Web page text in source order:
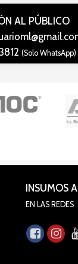
AL PÚBLICO
(Solo WhatsApp)
INSUMOS
EN LAS REDES